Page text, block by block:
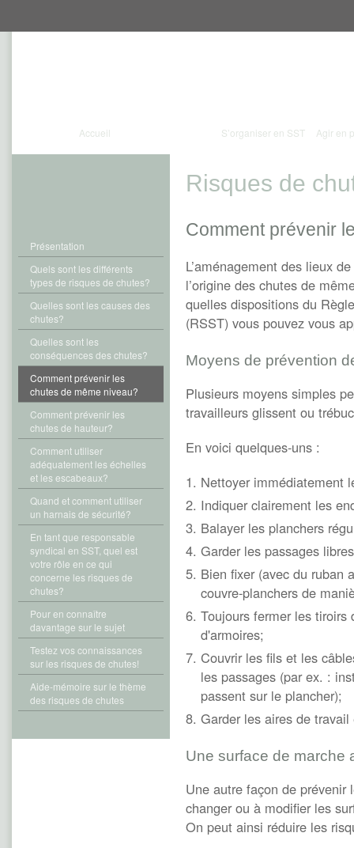
au
au
Accueil S’organiser en SST Agir en
Présentation
Quels sont les différents
types de risques de chutes?
Quelles sont les causes des
chutes?
Quelles sont les
conséquences des chutes?
Comment prévenir les
chutes de même niveau?
Comment prévenir les
chutes de hauteur?
Comment utiliser
adéquatement les échelles
et les escabeaux?
Quand et comment utiliser
un harnais de sécurité?
En tant que responsable
syndical en SST, quel est
votre rôle en ce qui
concerne les risques de
chutes?
Pour en connaître
davantage sur le sujet
Testez vos connaissances
sur les risques de chutes!
Aide-mémoire sur le thème
des risques de chutes
Risques de
Comment prévenir
L’aménagement des lieux
l’origine des chutes de
quelles dispositions du
(RSST) vous pouvez vous
Moyens de prévention
Plusieurs moyens simples
travailleurs glissent ou
En voici quelques-uns :
Nettoyer immédiatement
Indiquer clairement les
Balayer les planchers
Garder les passages
Bien fixer (avec du ruban
couvre-planchers de
Toujours fermer les tiroirs
d'armoires;
Couvrir les fils et les
les passages (par ex. :
passent sur le plancher);
Garder les aires de
Une surface de marche
Une autre façon de
changer ou à modifier les
On peut ainsi réduire les